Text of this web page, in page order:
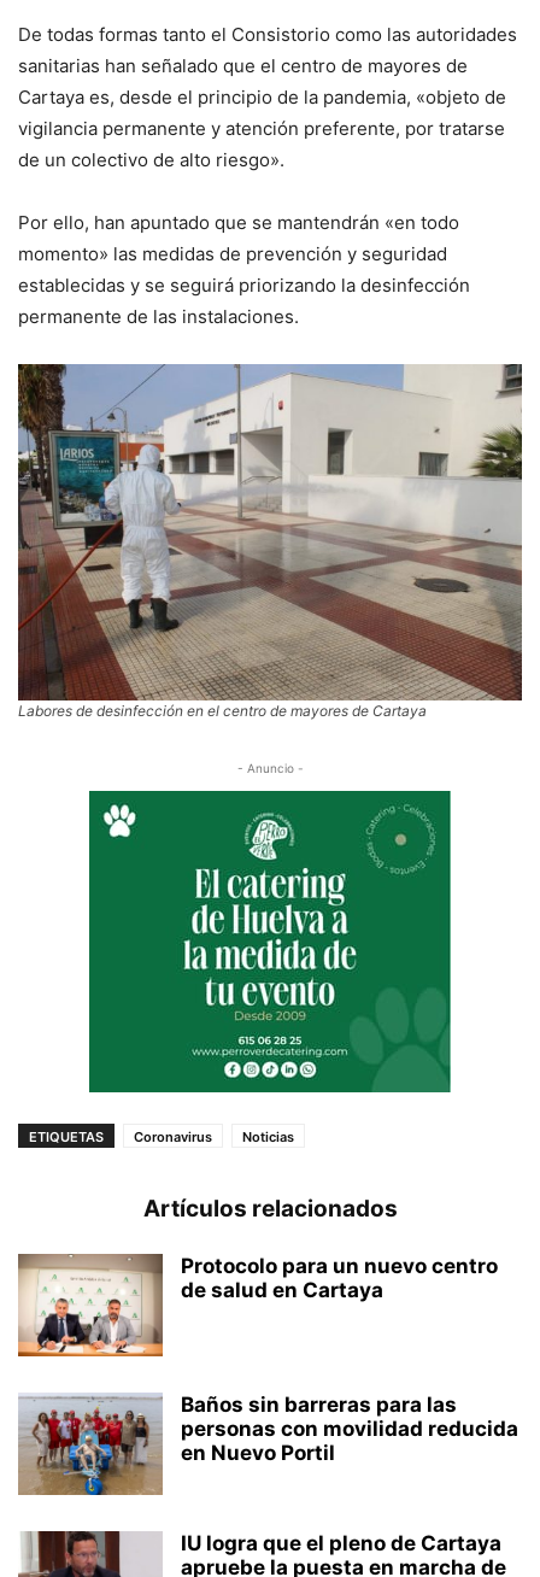
De todas formas tanto el Consistorio como las autoridades
sanitarias han señalado que el centro de mayores de
Cartaya es, desde el principio de la pandemia, «objeto de
vigilancia permanente y atención preferente, por tratarse
de un colectivo de alto riesgo».
Por ello, han apuntado que se mantendrán «en todo
momento» las medidas de prevención y seguridad
establecidas y se seguirá priorizando la desinfección
permanente de las instalaciones.
Labores de desinfección en el centro de mayores de Cartaya
- Anuncio -
ETIQUETAS Coronavirus Noticias
Artículos relacionados
Protocolo para un nuevo centro
de salud en Cartaya
Baños sin barreras para las
personas con movilidad reducida
en Nuevo Portil
IU logra que el pleno de Cartaya
apruebe la puesta en marcha de